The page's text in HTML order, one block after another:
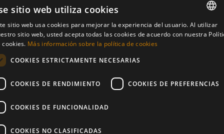
info@nvoga.com
C. del Ciervo, 1D
Urbanización Los Monteros
ENGLISH
sitio web utiliza cookies
sitio web usa cookies para mejorar la experiencia del usuario. Al utilizar
sitio web, usted acepta todas las cookies de acuerdo con nuestra
cookies. Más información sobre la política de cookies
COOKIES ESTRICTAMENTE NECESARIAS
COOKIES DE RENDIMIENTO COOKIES DE PREFERENCIAS
COOKIES DE FUNCIONALIDAD
COOKIES NO CLASIFICADAS